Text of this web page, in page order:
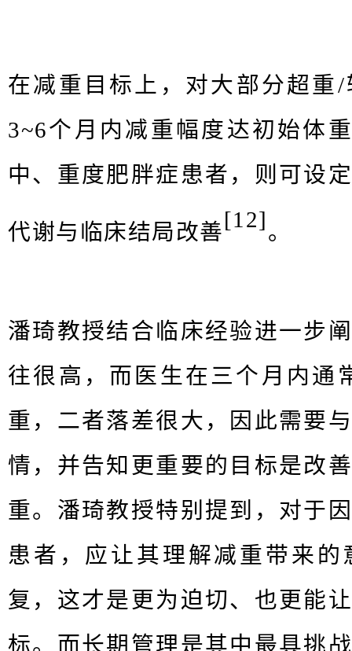
在减重⽬标上，对⼤部分超重
3~6个⽉内减重幅度达初始体
中、重度肥胖症患者，则可设
代谢与临床结局改善[12]。
潘琦教授结合临床经验进⼀步
往很⾼，⽽医⽣在三个⽉内通
重，⼆者落差很⼤，因此需要
情，并告知更重要的⽬标是改
重。潘琦教授特别提到，对于
患者，应让其理解减重带来
复，这才是更为迫切、也更能
标。而长期管理是其中最具挑